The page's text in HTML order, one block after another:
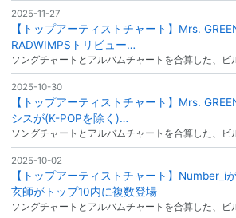
2025-11-27
【トップアーティストチャート】Mrs.
RADWIMPSトリビュー…
ソングチャートとアルバムチャートを合算した、
2025-10-30
【トップアーティストチャート】Mrs.
シスが(K-POPを除く)…
ソングチャートとアルバムチャートを合算した、
2025-10-02
【トップアーティストチャート】Number_i
玄師がトップ10内に複数登場
ソングチャートとアルバムチャートを合算した、